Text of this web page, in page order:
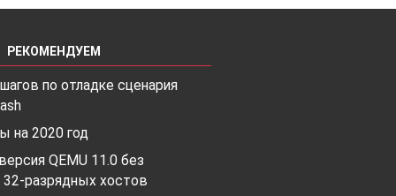
РЕКОМЕНДУЕМ
по отладке сценария
на 2020 год
QEMU 11.0 без
разрядных хостов